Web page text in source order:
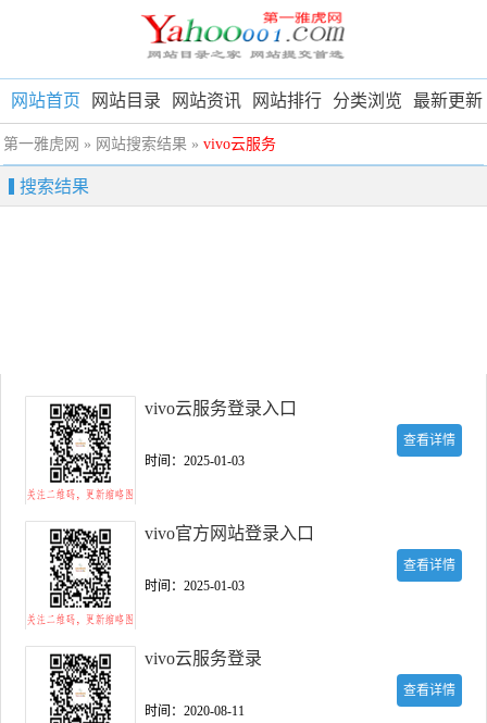
网站首页 网站目录 网站资讯 网站排行 分类浏览 最新更新
第一雅虎网 » 网站搜索结果 » vivo云服务
搜索结果
vivo云服务登录入口
时间：2025-01-03
查看详情
vivo官方网站登录入口
时间：2025-01-03
查看详情
vivo云服务登录
时间：2020-08-11
查看详情